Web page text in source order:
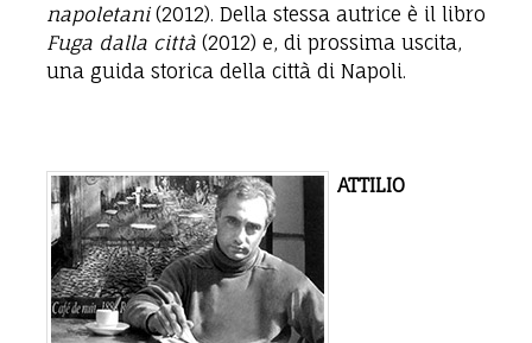
napoletani (2012). Della stessa autrice è il libro
Fuga dalla città (2012) e, di prossima uscita,
una guida storica della città di Napoli.
ATTILIO